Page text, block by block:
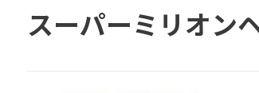
検査キット
極冷
ト！
スーパーミリオン